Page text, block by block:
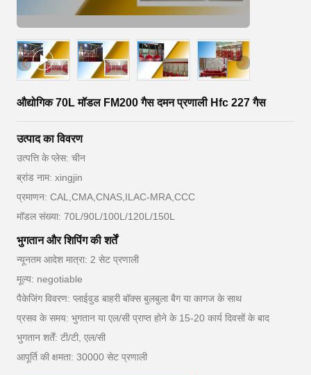
औद्योगिक 70L मॉडल FM200 गैस दमन प्रणाली Hfc 227 गैस
उत्पाद का विवरण
उत्पत्ति के प्लेस: चीन
ब्रांड नाम: xingjin
प्रमाणन: CAL,CMA,CNAS,ILAC-MRA,CCC
मॉडल संख्या: 70L/90L/100L/120L/150L
भुगतान और शिपिंग की शर्तें
न्यूनतम आदेश मात्रा: 2 सेट प्रणाली
मूल्य: negotiable
पैकेजिंग विवरण: प्लाईवुड बाहरी बॉक्स बुलबुला बैग या कागज के साथ
प्रसव के समय: भुगतान या एल/सी प्राप्त होने के 15-20 कार्य दिवसों के बाद
भुगतान शर्तें: टी/टी, एल/सी
आपूर्ति की क्षमता: 30000 सेट प्रणाली